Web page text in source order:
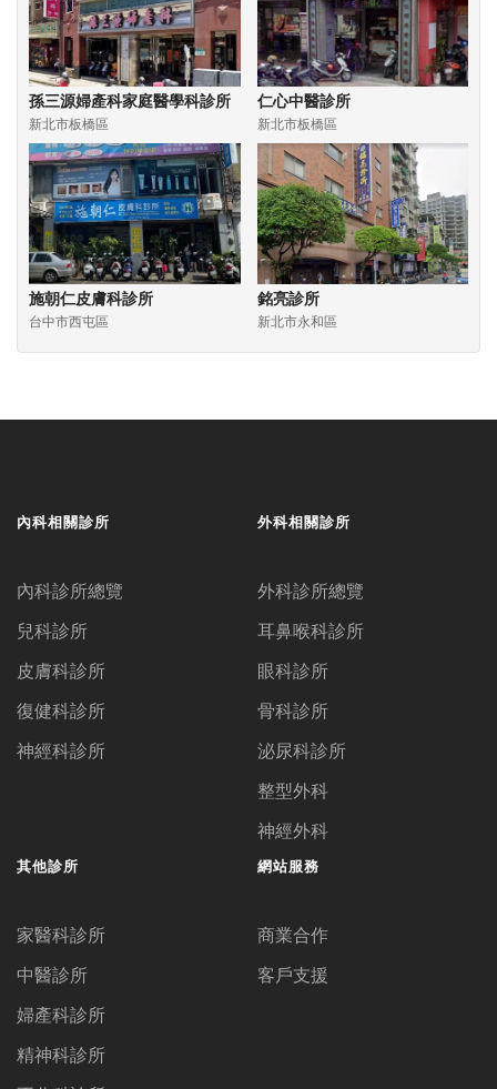
孫三源婦產科家庭醫學科診所
新北市板橋區
仁心中醫診所
新北市板橋區
施朝仁皮膚科診所
台中市西屯區
銘亮診所
新北市永和區
內科相關診所
內科診所總覽
兒科診所
皮膚科診所
復健科診所
神經科診所
外科相關診所
外科診所總覽
耳鼻喉科診所
眼科診所
骨科診所
泌尿科診所
整型外科
神經外科
其他診所
家醫科診所
中醫診所
婦產科診所
精神科診所
網站服務
商業合作
客戶支援